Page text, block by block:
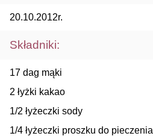
20.10.2012r.
Składniki:
17 dag mąki
2 łyżki kakao
1/2 łyżeczki sody
1/4 łyżeczki proszku do pieczenia